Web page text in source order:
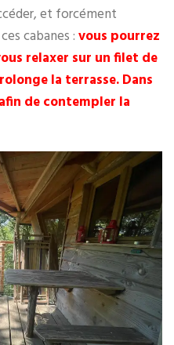
et forcément
cabanes :vous pourrez
relaxer sur un filet de
la terrasse. Dans
de contempler la